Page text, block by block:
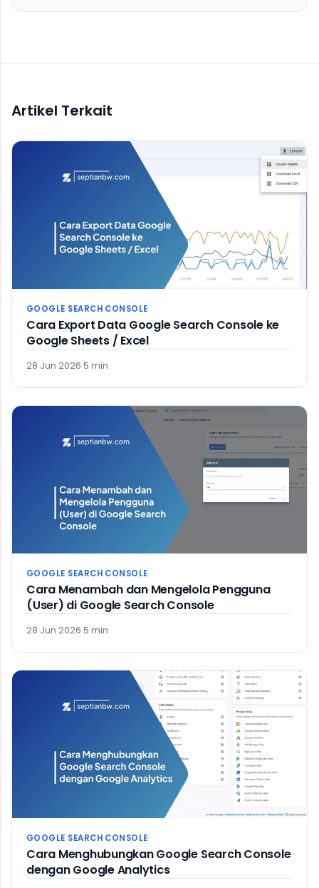
Artikel Terkait
GOOGLE SEARCH CONSOLE
Cara Export Data Google Search Console ke
Google Sheets / Excel
28 Jun 2026 5 min
GOOGLE SEARCH CONSOLE
Cara Menambah dan Mengelola Pengguna
(User) di Google Search Console
28 Jun 2026 5 min
GOOGLE SEARCH CONSOLE
Cara Menghubungkan Google Search Console
dengan Google Analytics